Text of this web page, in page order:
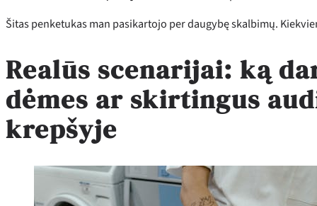
Šitas penketukas man pasikartojo per daugybę skalbimų.
Realūs scenarijai: ką
dėmes ar skirtingus
krepšyje